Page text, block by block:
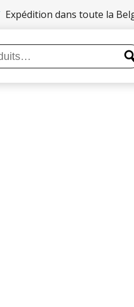
Expédition dans toute la